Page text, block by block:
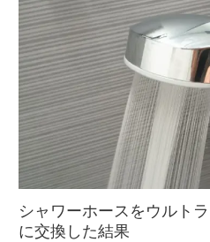
シャワーホースをウルト
に交換した結果